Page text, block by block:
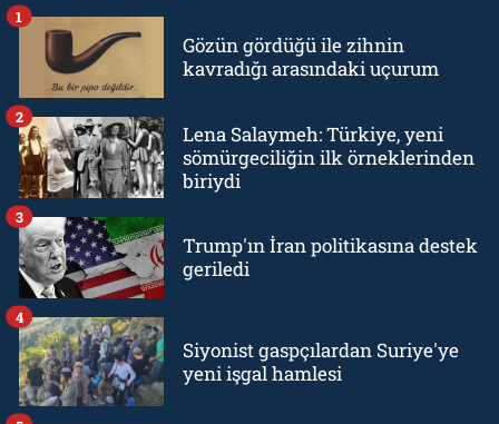
Gözün gördüğü ile zihnin
kavradığı arasındaki uçurum
1
Lena Salaymeh: Türkiye, yeni
sömürgeciliğin ilk örneklerinden
biriydi
2
Trump'ın İran politikasına destek
geriledi
3
Siyonist gaspçılardan Suriye'ye
yeni işgal hamlesi
4